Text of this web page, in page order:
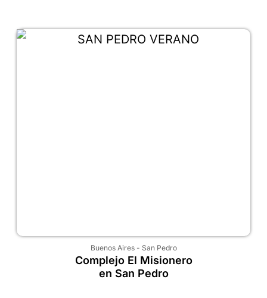
Buenos Aires- San Pedro
Complejo El Misionero
en San Pedro